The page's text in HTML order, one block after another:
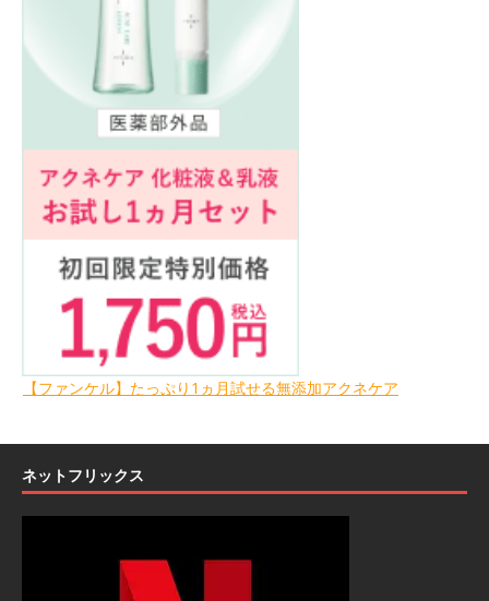
【ファンケル】たっぷり1ヵ月試せる無添加アクネケア
ネットフリックス